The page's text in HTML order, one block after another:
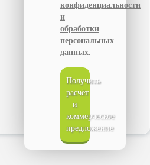
конфиденциальности
и
обработки
персональных
данных.
Получить
расчёт
и
коммерческое
предложение